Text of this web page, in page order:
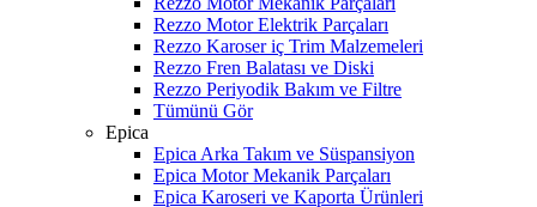
Rezzo Motor Elektrik Parçaları
Rezzo Karoser iç Trim Malzemeleri
Rezzo Fren Balatası ve Diski
Rezzo Periyodik Bakım ve Filtre
Tümünü Gör
Epica
Epica Arka Takım ve Süspansiyon
Epica Motor Mekanik Parçaları
Epica Karoseri ve Kaporta Ürünleri